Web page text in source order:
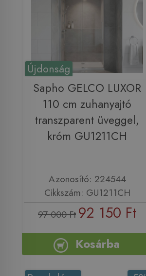
Újdonság
Sapho GELCO LUXOR
110 cm zuhanyajtó
transzparent üveggel,
króm GU1211CH
Azonosító: 224544
Cikkszám: GU1211CH
97 000 Ft 92 150 Ft
Kosárba